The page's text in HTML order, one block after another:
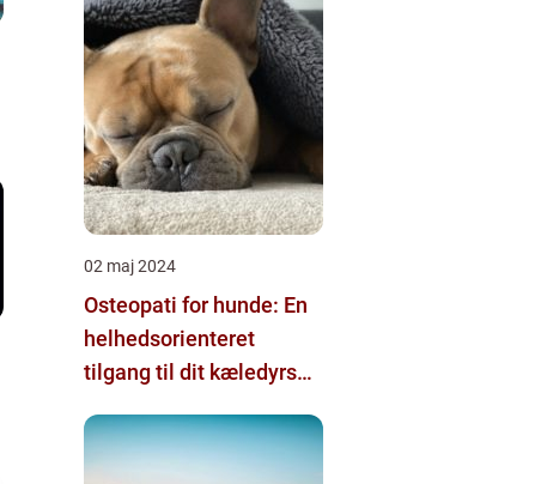
02 maj 2024
Osteopati for hunde: En
helhedsorienteret
tilgang til dit kæledyrs